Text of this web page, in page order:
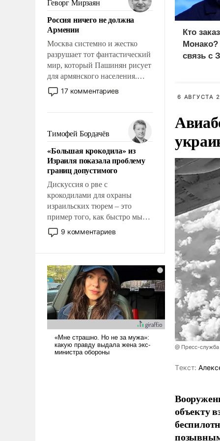
означает многолетний период
уязвимости США, например,
перед Китаем.
Геворг Мирзаян
Россия ничего не должна
Армении
Москва системно и жестко
разрушает тот фантастический
мир, который Пашинян рисует
для армянского населения.
Мир, где политические
прожекты будут безусловно
налогоплательщиков и где
Еревану за свои поступки не
нужно отвечать.
17 комментариев
Тимофей Бордачёв
«Большая крокодила» из
Израиля показала проблему
границ допустимого
Дискуссия о рве с
крокодилами для охраны
израильских тюрем – это
пример того, как быстро мы
двигаемся по пути
революционных изменений.
псевдонаучной фантастики,
стало всерьез обсуждаемой
идеей.
9 комментариев
Кто
связь с
6 АВГУСТА
@ Пресс-
Tекст:
объекту